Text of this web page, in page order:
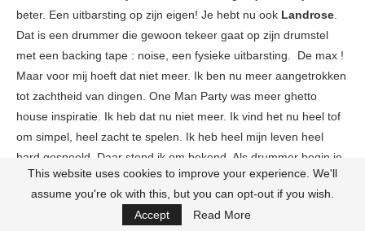
beter. Een uitbarsting op zijn eigen! Je hebt nu ook Landrose.
Dat is een drummer die gewoon tekeer gaat op zijn drumstel
met een backing tape : noise, een fysieke uitbarsting. De max !
Maar voor mij hoeft dat niet meer. Ik ben nu meer aangetrokken
tot zachtheid van dingen. One Man Party was meer ghetto
house inspiratie. Ik heb dat nu niet meer. Ik vind het nu heel tof
om simpel, heel zacht te spelen. Ik heb heel mijn leven heel
hard gespeeld. Daar stond ik om bekend. Als drummer begin je
pas echt te voelen wat je doet als je heel zacht speelt.
Wie is de betere drummer die je zelf ooit live gezien hebt?
This website uses cookies to improve your experience. We'll
assume you're ok with this, but you can opt-out if you wish.
Accept
Read More